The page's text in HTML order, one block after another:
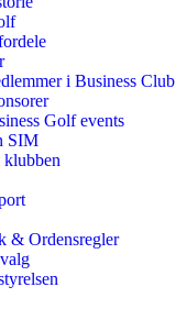
i Business Club
Golf events
SIM
& Ordensregler